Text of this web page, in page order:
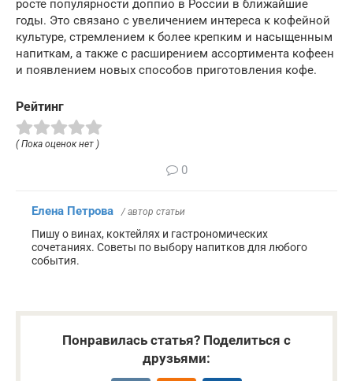
росте популярности доппио в России в ближайшие
годы. Это связано с увеличением интереса к кофейной
культуре, стремлением к более крепким и насыщенным
напиткам, а также с расширением ассортимента кофеен
и появлением новых способов приготовления кофе.
Рейтинг
( Пока оценок нет )
0
Елена Петрова / автор статьи
Пишу о винах, коктейлях и гастрономических
сочетаниях. Советы по выбору напитков для любого
события.
Понравилась статья? Поделиться с
друзьями: